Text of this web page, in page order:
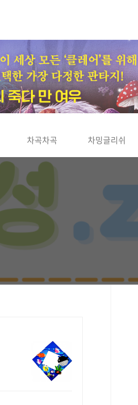
차곡차곡 차밍글리쉬